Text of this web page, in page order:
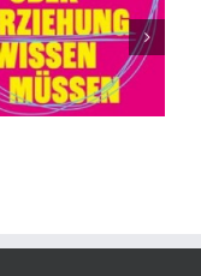
Die Abschaffung
des Todes von
Andreas
Eschbach